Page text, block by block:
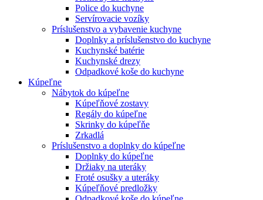
Police do kuchyne
Servírovacie vozíky
Príslušenstvo a vybavenie kuchyne
Doplnky a príslušenstvo do kuchyne
Kuchynské batérie
Kuchynské drezy
Odpadkové koše do kuchyne
Kúpeľne
Nábytok do kúpeľne
Kúpeľňové zostavy
Regály do kúpeľne
Skrinky do kúpeľňe
Zrkadlá
Príslušenstvo a doplnky do kúpeľne
Doplnky do kúpeľne
Držiaky na uteráky
Froté osušky a uteráky
Kúpeľňové predložky